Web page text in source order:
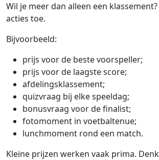
Wil je meer dan alleen een
acties toe.
Bijvoorbeeld:
prijs voor de beste voorspeller;
prijs voor de laagste score;
afdelingsklassement;
quizvraag bij elke speeldag;
bonusvraag voor de finalist;
fotomoment in voetbaltenue;
lunchmoment rond een match.
Kleine prijzen werken vaak prima.